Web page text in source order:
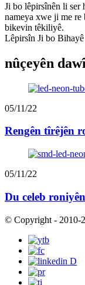
Ji bo lêpirsînên li ser
nameya xwe ji me re
bikevin têkiliyê.
Lêpirsîn Ji bo Bihayê
nûçeyên
05/11/22
Rengên tîrêjên
05/11/22
Du celeb
© Copyright - 2010-